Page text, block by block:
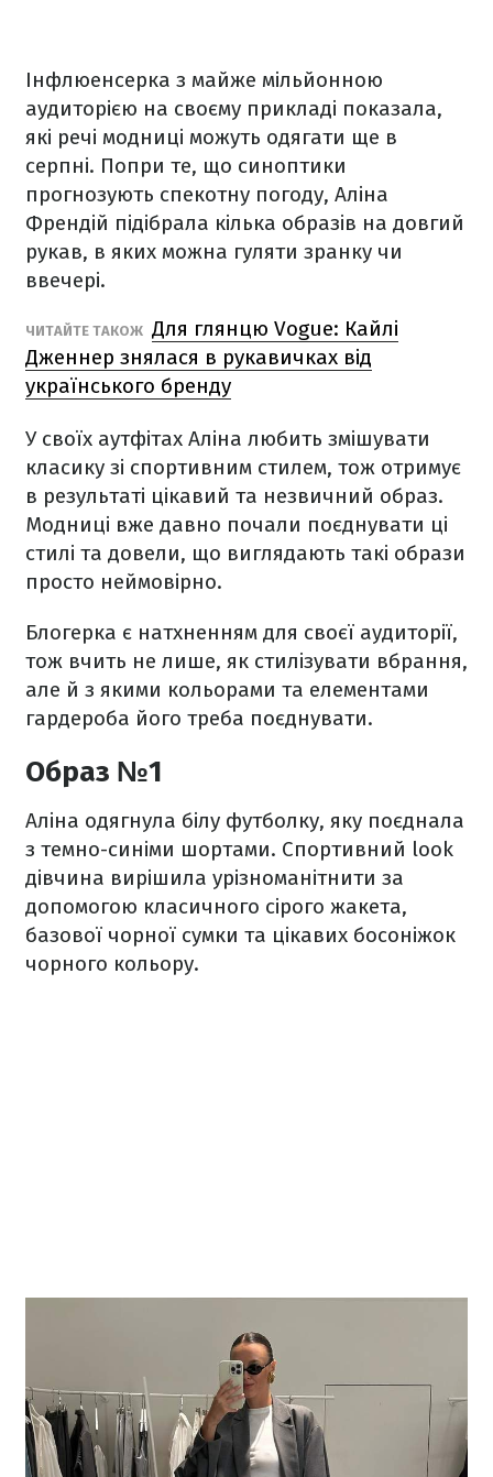
Інфлюенсерка з майже мільйонною
аудиторією на своєму прикладі показала,
які речі модниці можуть одягати ще в
серпні. Попри те, що синоптики
прогнозують спекотну погоду, Аліна
Френдій підібрала кілька образів на довгий
рукав, в яких можна гуляти зранку чи
ввечері.
ЧИТАЙТЕ ТАКОЖ Для глянцю Vogue: Кайлі
Дженнер знялася в рукавичках від
українського бренду
У своїх аутфітах Аліна любить змішувати
класику зі спортивним стилем, тож отримує
в результаті цікавий та незвичний образ.
Модниці вже давно почали поєднувати ці
стилі та довели, що виглядають такі образи
просто неймовірно.
Блогерка є натхненням для своєї аудиторії,
тож вчить не лише, як стилізувати вбрання,
але й з якими кольорами та елементами
гардероба його треба поєднувати.
Образ №1
Аліна одягнула білу футболку, яку поєднала
з темно-синіми шортами. Спортивний look
дівчина вирішила урізноманітнити за
допомогою класичного сірого жакета,
базової чорної сумки та цікавих босоніжок
чорного кольору.